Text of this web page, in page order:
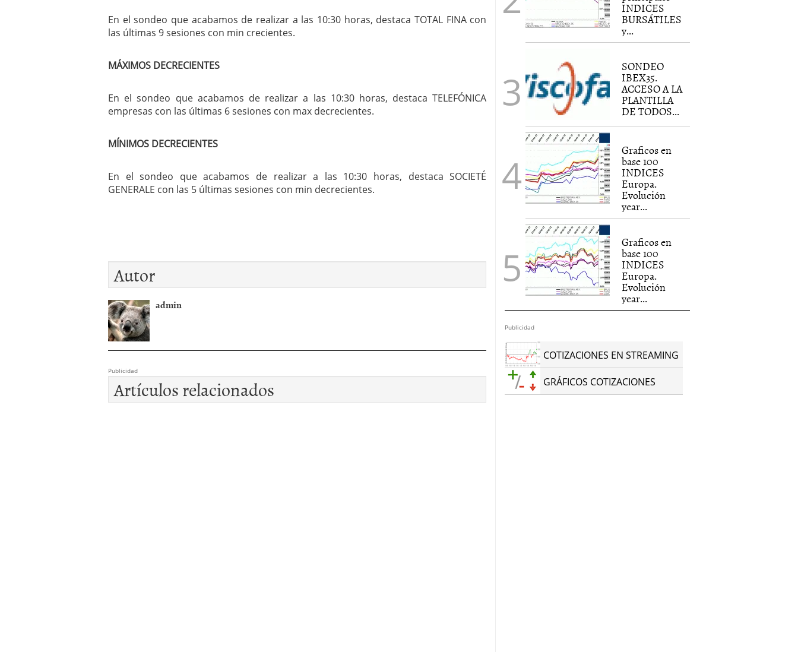
En el sondeo que acabamos de realizar a las 10:30 horas, destaca TOTAL FINA con
las últimas 9 sesiones con min crecientes.
MÁXIMOS DECRECIENTES
En el sondeo que acabamos de realizar a las 10:30 horas, destaca TELEFÓNICA
empresas con las últimas 6 sesiones con max decrecientes.
MÍNIMOS DECRECIENTES
En el sondeo que acabamos de realizar a las 10:30 horas, destaca SOCIETÉ
GENERALE con las 5 últimas sesiones con min decrecientes.
Autor
admin
Publicidad
Artículos relacionados
INDICES
BURSÁTILES
y...
SONDEO
IBEX35.
ACCESO A LA
PLANTILLA
DE TODOS...
Graficos en
base 100
INDICES
Europa.
Evolución
year...
Graficos en
base 100
INDICES
Europa.
Evolución
year...
Publicidad
COTIZACIONES EN STREAMING
GRÁFICOS COTIZACIONES